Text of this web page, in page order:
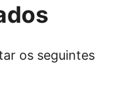
os seguintes